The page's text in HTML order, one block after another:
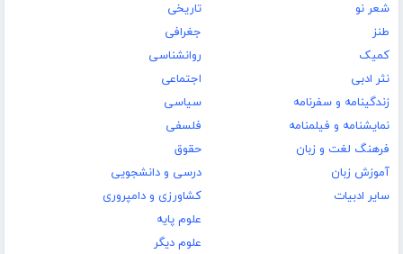
شعر نو
طنز
کمیک
نثر ادبی
زندگینامه و سفرنامه
نمایشنامه و فیلمنامه
فرهنگ لغت و زبان
آموزش زبان
سایر ادبیات
تاریخی
جغرافی
روانشناسی
اجتماعی
سیاسی
فلسفی
حقوق
درسی و دانشجویی
کشاورزی و دامپروری
علوم پایه
علوم دیگر